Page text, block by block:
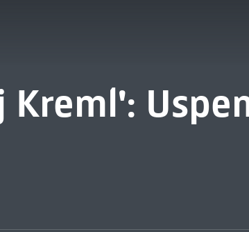
Kreml':